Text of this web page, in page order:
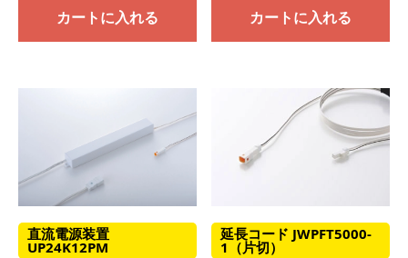
カートに入れる カートに入れる
直流電源装置
UP24K12PM
延長コード JWPFT5000-
1（片切）